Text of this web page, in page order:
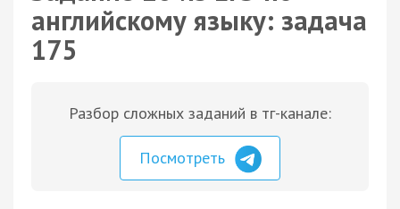
английскому языку: задача
175
Разбор сложных заданий в тг-канале:
Посмотреть